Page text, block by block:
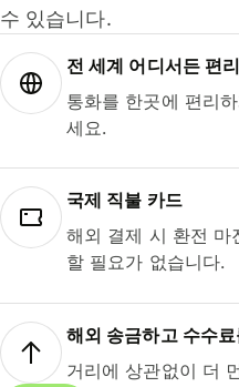
수 있습니다.
전 세계 어디서든 편
통화를 한곳에 편리
세요.
국제 직불 카드
해외 결제 시 환전 마
할 필요가 없습니다.
해외 송금하고 수수
거리에 상관없이 더